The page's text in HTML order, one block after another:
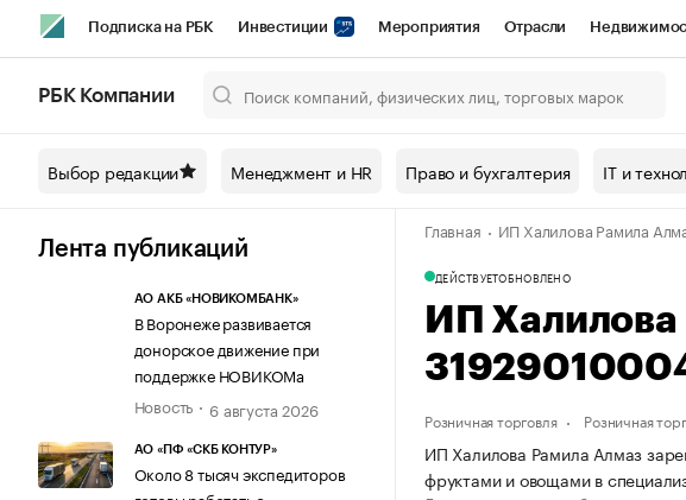
Подписка на РБК Инвестиции Мероприятия Отрасли
Спецпроекты СПб Конференции СПб Спецпроекты Проверка
Технологии и медиа Рынок наличной валюты
РБК Компании
Выбор редакции Менеджмент и HR Право и бухгалтерия IT и
Лента публикаций
АО АКБ «НОВИКОМБАНК»
В Воронеже развивается
донорское движение при
поддержке НОВИКОМа
Новость
6 августа 2026
АО «ПФ «СКБ КОНТУР»
Около 8 тысяч экспедиторов
Главная ИП Халилова Рамила
ДЕЙСТВУЕТОБНОВЛЕНО
ИП
Розничная торговля Розничная
ИП Халилова Рамила Алмаз
фруктами и овощами в